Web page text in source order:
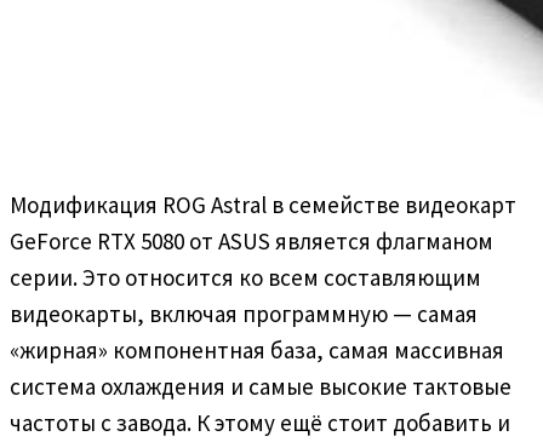
Модификация ROG Astral в семействе видеокарт
GeForce RTX 5080 от ASUS является флагманом
серии. Это относится ко всем составляющим
видеокарты, включая программную — самая
«жирная» компонентная база, самая массивная
система охлаждения и самые высокие тактовые
частоты с завода. К этому ещё стоит добавить и